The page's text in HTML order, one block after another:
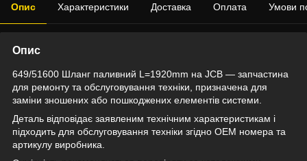
Опис Характеристики Доставка Оплата Умови
Опис
649/51600 Шланг паливний L=1920mm на JCB — запчастина
для ремонту та обслуговування техніки, призначена для
заміни зношених або пошкоджених елементів системи.
Деталь відповідає заявленим технічним характеристикам і
підходить для обслуговування техніки згідно OEM номера та
артикулу виробника.